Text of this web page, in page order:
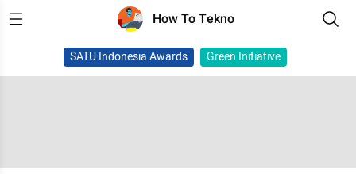
How To Tekno
SATU Indonesia Awards Green Initiative